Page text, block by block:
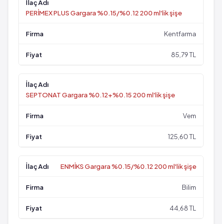
PERİMEX PLUS Gargara %0.15/%0.12 200 ml'lik şişe
Kentfarma
85,79 TL
SEPTONAT Gargara %0.12+%0.15 200 ml'lik şişe
Vem
125,60 TL
ENMİKS Gargara %0.15/%0.12 200 ml'lik şişe
Bilim
44,68 TL